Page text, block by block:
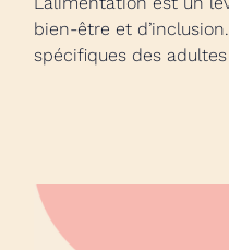
bien-être et
spécifiques des